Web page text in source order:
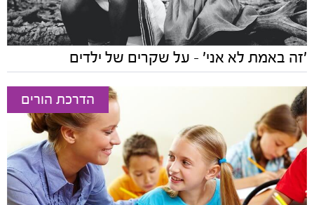
'זה באמת לא אני' - על שקרים של ילדים
הדרכת הורים